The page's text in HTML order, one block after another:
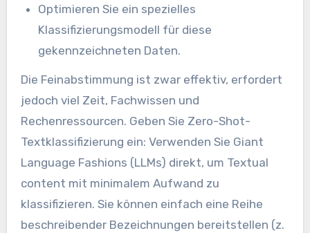
Optimieren Sie ein spezielles
Klassifizierungsmodell für diese
gekennzeichneten Daten.
Die Feinabstimmung ist zwar effektiv, erfordert
jedoch viel Zeit, Fachwissen und
Rechenressourcen. Geben Sie Zero-Shot-
Textklassifizierung ein: Verwenden Sie Giant
Language Fashions (LLMs) direkt, um Textual
content mit minimalem Aufwand zu
klassifizieren. Sie können einfach eine Reihe
beschreibender Bezeichnungen bereitstellen (z.